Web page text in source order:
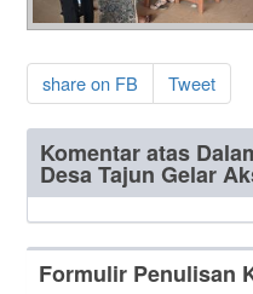
share on FB Tweet
Komentar atas
Desa Tajun Gelar
Formulir Penulisan